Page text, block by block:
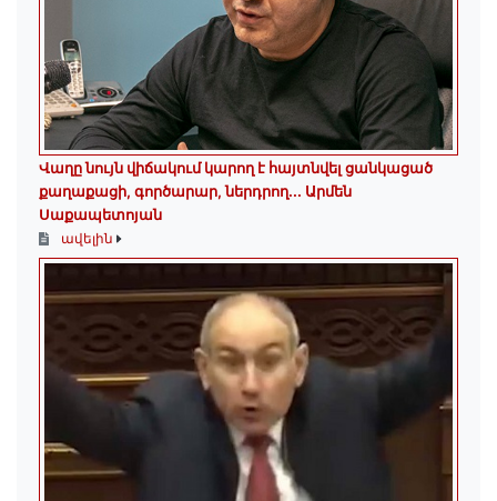
Վաղը նույն վիճակում կարող է հայտնվել ցանկացած
քաղաքացի, գործարար, ներդրող.․․ Արմեն
Սաքապետոյան
ավելին